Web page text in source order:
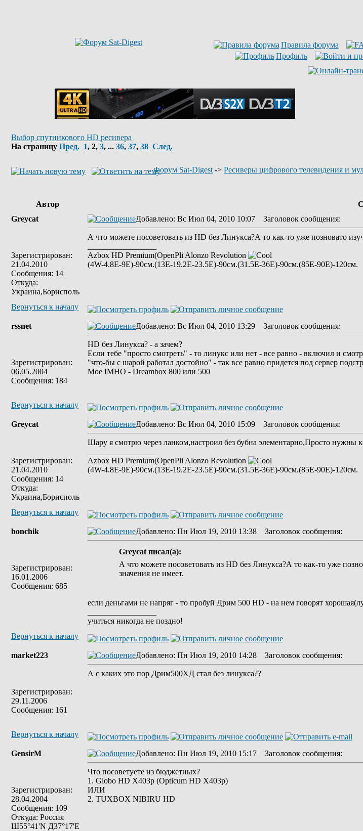
Правила форума
Профиль
Выбор спутникового HD ресивера
На страницу Пред. 1, 2, 3, ... 36, 37, 38 След.
Форум Sat-Digest -> Ресиверы цифрового телевидения и
Автор
Greycat
Зарегистрирован:
21.04.2010
Сообщения: 14
Откуда:
Украина,Борисполь
Добавлено: Вс Июл 04, 2010 10:07 Заголовок сообщения:
А что можете посоветовать из HD без Линукса?А то как-то уже позновато
Azbox HD Premium(OpenPli Alonzo Revolution
(4W-4.8E-9E)-90см.(13E-19.2E-23.5E)-90см.(31.5E-36E)-90см.(85E-90E)-120cм.
Вернуться к началу
rssnet
Зарегистрирован:
06.05.2004
Сообщения: 184
Добавлено: Вс Июл 04, 2010 13:29 Заголовок сообщения:
HD без Линукса? - а зачем?
Если тебе "просто смотреть" - то линукс или нет - все равно - включил и
"что-бы с шарой работал достойно" - так все равно придется под сервер
Мое IMHO - Dreambox 800 или 500
Вернуться к началу
Greycat
Зарегистрирован:
21.04.2010
Сообщения: 14
Откуда:
Украина,Борисполь
Добавлено: Вс Июл 04, 2010 15:09 Заголовок сообщения:
Шару я смотрю через ланком,настроил без бубна элементарно,Просто
Azbox HD Premium(OpenPli Alonzo Revolution
(4W-4.8E-9E)-90см.(13E-19.2E-23.5E)-90см.(31.5E-36E)-90см.(85E-90E)-120cм.
Вернуться к началу
bonchik
Зарегистрирован:
16.01.2006
Сообщения: 685
Добавлено: Пн Июл 19, 2010 13:38 Заголовок сообщения:
Greycat писал(а):
А что можете посоветовать из HD без Линукса?А то как-то уже
значения не имеет.
если деньгами не напряг - то пробуй Дрим 500 HD - на нем говорят
учиться никогда не поздно!
Вернуться к началу
market223
Зарегистрирован:
29.11.2006
Сообщения: 161
Добавлено: Пн Июл 19, 2010 14:28 Заголовок сообщения:
А с каких это пор Дрим500ХД стал без линукса??
Вернуться к началу
GensirM
Зарегистрирован:
28.04.2004
Сообщения: 109
Откуда: Россия
Ш55°41'N Д37°17'E
Добавлено: Пн Июл 19, 2010 15:17 Заголовок сообщения:
Что посоветуете из бюджетных?
1. Globo HD X403p (Opticum HD X403p)
ИЛИ
2. TUXBOX NIBIRU HD